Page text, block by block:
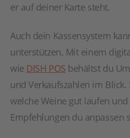
er auf deiner Karte steht.
Auch dein Kassensystem
unterstützen. Mit einem
wie DISH POS behältst du
und Verkaufszahlen im Blick.
welche Weine gut laufen
Empfehlungen du anpassen